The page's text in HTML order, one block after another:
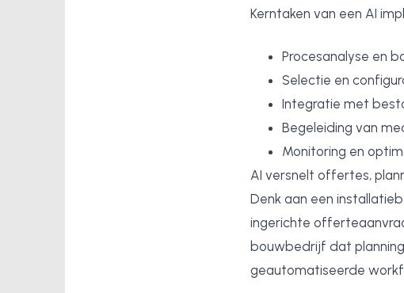
Kerntaken van een AI
Procesanalyse en
Selectie en
Integratie met
Begeleiding van
Monitoring en
AI versnelt offertes,
Denk aan een
ingerichte
bouwbedrijf dat
geautomatiseerde